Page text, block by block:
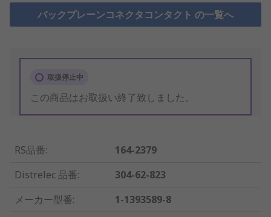
バックプレーンコネクタコンタクト の一覧へ
取扱停止中
この商品はお取扱い終了致しました。
RS品番:
164-2379
Distrelec 品番:
304-62-823
メーカー型番:
1-1393589-8